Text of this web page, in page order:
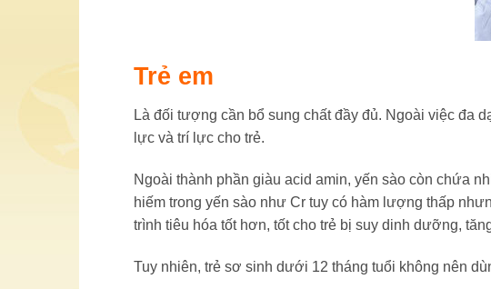
Trẻ em
Là đối tượng cần bổ sung chất đầy đủ. Ngoài việc đa
lực và trí lực cho trẻ.
Ngoài thành phần giàu acid amin, yến sào còn chứa
hiếm trong yến sào như Cr tuy có hàm lượng thấp
trình tiêu hóa tốt hơn, tốt cho trẻ bị suy dinh dưỡng,
Tuy nhiên, trẻ sơ sinh dưới 12 tháng tuổi không nên